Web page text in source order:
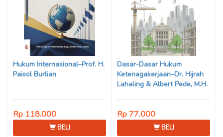
Hukum Internasional–Prof. H.
Paisol Burlian
Rp 118.000
BELI
Dasar-Dasar Hukum
Ketenagakerjaan–Dr. Hijrah
Lahaling & Albert Pede, M.H.
Rp 77.000
BELI